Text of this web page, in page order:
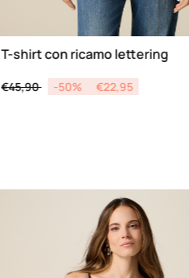
T-shirt con ricamo lettering
Price reduced from
€45,90to -50% €22,95